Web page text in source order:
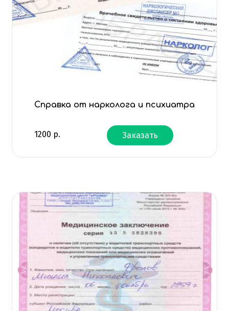
Справка от нарколога и психиатра
1200 р. Заказать